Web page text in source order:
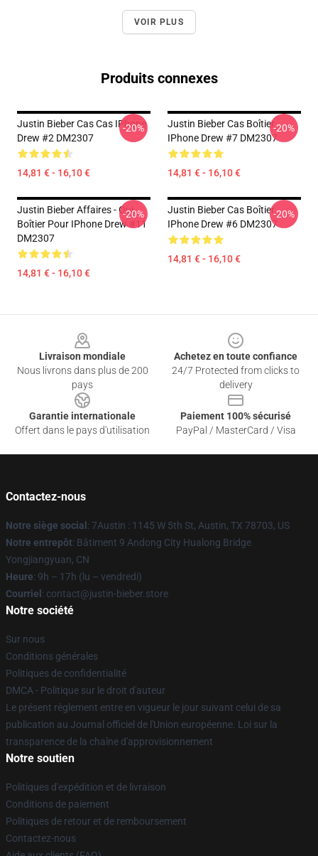
VOIR PLUS
Produits connexes
Justin Bieber Cas Cas IPhone
Drew #2 DM2307
14,81 € - 16,10 €
-20%
Justin Bieber Cas Boîtier
IPhone Drew #7 DM2307
14,81 € - 16,10 €
-20%
Justin Bieber Affaires - Oui.
Boîtier Pour IPhone Drew #11
DM2307
14,81 € - 16,10 €
-20%
Justin Bieber Cas Boîtier
IPhone Drew #6 DM2307
14,81 € - 16,10 €
-20%
Livraison mondiale
Nous livrons dans plus de 200
pays
Achetez en toute confiance
24/7 Protected from clicks to
delivery
Garantie internationale
Offert dans le pays d'utilisation
Paiement 100% sécurisé
PayPal / MasterCard / Visa
Contactez-nous
Notre siège social : 7Austin : 1145 W 5th St, Austin, TX 78703, US
Notre entrepôt: Bâtiment 9 Andong City Hualong Bridge
Yongjiangyuan, CN
Heure: 9h – 17h (lu – vendredi)
Courriel : contact@justin-bieber.store
Notre société
Sur nous
Conditions générales
Politiques de confidentialité
DMCA - Politique sur le droit d'auteur
Le présent règlement entre en vigueur le jour suivant celui de sa
publication au Journal officiel de l'Union européenne. Loi sur la
transparence de la chaîne d'approvisionnement
Notre soutien
Politiques d'expédition et de livraison
Conditions de paiement
Politiques de retour et de remboursement
Contactez-nous